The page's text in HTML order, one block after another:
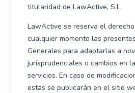
titularidad de LawActive, S.L.
LawActive se reserva el
cualquier momento las
Generales para adaptarlas a
jurisprudenciales o cambios en
servicios. En caso de
estas se publicarán en el sitio